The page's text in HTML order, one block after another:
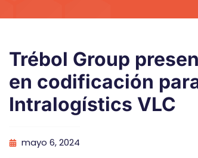
Trébol Group
en codificación
Intralogístics VLC
mayo 6, 2024